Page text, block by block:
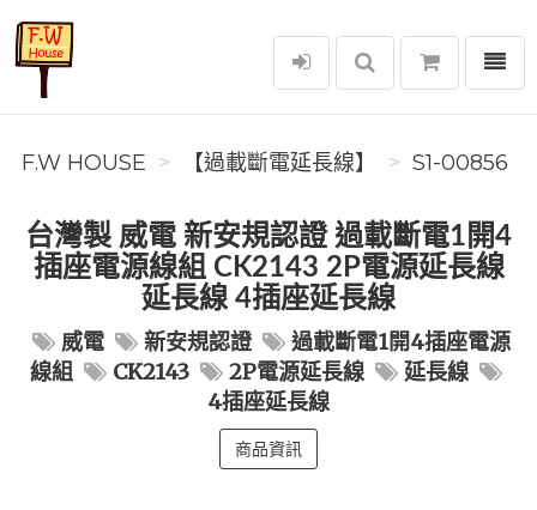
F.W House
選單
F.W HOUSE 【過載斷電延長線】 S1-00856
台灣製 威電 新安規認證 過載斷電1開4
插座電源線組 CK2143 2P電源延長線
延長線 4插座延長線
威電 新安規認證
過載斷電1開4插座電源
線組
CK2143 2P電源延長線
延長線
4插座延長線
商品資訊